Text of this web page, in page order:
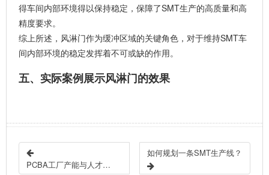
得车间内部环境得以保持稳定，保障了SMT生产的高质量和高
精度要求。
综上所述，风淋门作为缓冲区域的关键角色，对于维持SMT车
间内部环境的稳定发挥着不可或缺的作用。
五、实际案例展示风淋门的效果
PCBA工厂产能与人才规划方法
如何规划一条SMT生产线？